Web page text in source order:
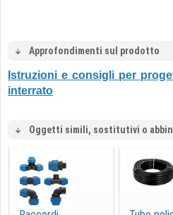
Approfondimenti sul prodotto
Istruzioni e consigli per
interrato
Oggetti simili, sostitutivi o